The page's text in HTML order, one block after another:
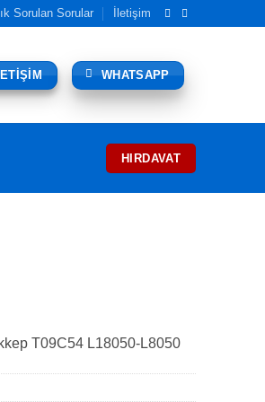
Sorulan Sorular İletişim
WHATSAPP
HIRDAVAT
T09C54 L18050-L8050